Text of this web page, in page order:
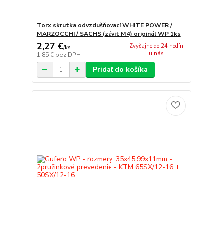
Torx skrutka odvzdušňovací WHITE POWER /
MARZOCCHI / SACHS (závit M4) originál WP 1ks
2,27 €/ks
1,85 € bez DPH
Zvyčajne do 24 hodín
u nás
Pridať do košíka